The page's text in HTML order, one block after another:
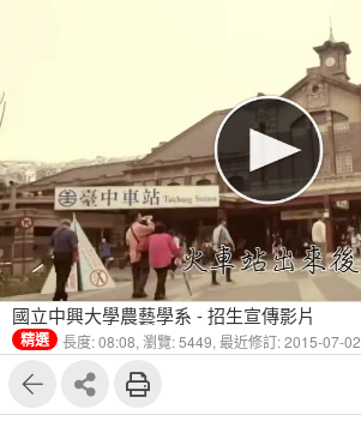
國立中興大學農藝學系 - 招生宣傳影片
精選 長度: 08:08, 瀏覽: 5449, 最近修訂: 2015-07-02